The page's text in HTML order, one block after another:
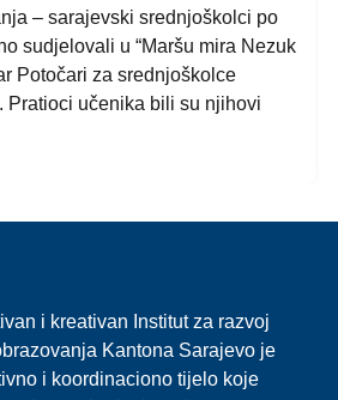
– sarajevski srednjoškolci po
sudjelovali u “Maršu mira Nezuk
Potočari za srednjoškolce
Pratioci učenika bili su njihovi
i kreativan Institut za razvoj
Kantona Sarajevo je
i koordinaciono tijelo koje